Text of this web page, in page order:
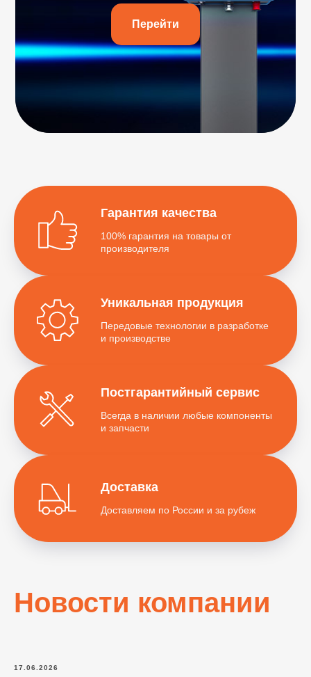
Перейти
Гарантия качества
100% гарантия на товары от
производителя
Уникальная продукция
Передовые технологии в разработке
и производстве
Постгарантийный сервис
Всегда в наличии любые компоненты
и запчасти
Доставка
Доставляем по России и за рубеж
Новости компании
17.06.2026